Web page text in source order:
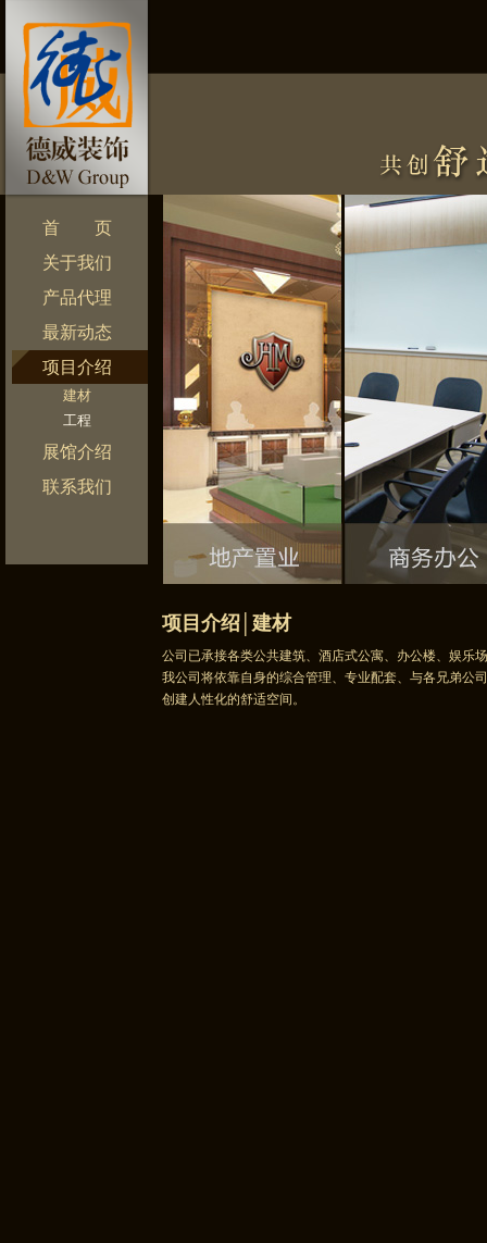
首 页
关于我们
产品代理
最新动态
项目介绍
建材
工程
展馆介绍
联系我们
项目介绍│建材
公司已承接各类公共建筑、酒店式公寓、办公楼、娱乐
我公司将依靠自身的综合管理、专业配套、与各兄弟公
创建人性化的舒适空间。